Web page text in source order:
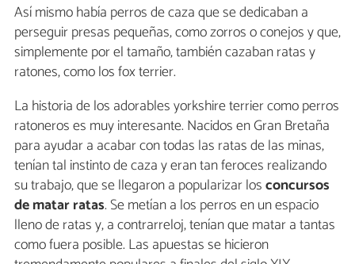
Así mismo había perros de caza que se dedicaban a
perseguir presas pequeñas, como zorros o conejos y que,
simplemente por el tamaño, también cazaban ratas y
ratones, como los fox terrier.
La historia de los adorables yorkshire terrier como perros
ratoneros es muy interesante. Nacidos en Gran Bretaña
para ayudar a acabar con todas las ratas de las minas,
tenían tal instinto de caza y eran tan feroces realizando
su trabajo, que se llegaron a popularizar losconcursos
de matar ratas. Se metían a los perros en un espacio
lleno de ratas y, a contrarreloj, tenían que matar a tantas
como fuera posible. Las apuestas se hicieron